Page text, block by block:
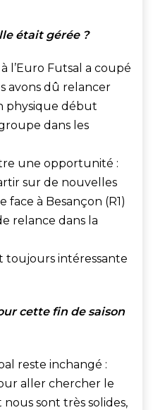
était gérée ?
l’Euro Futsal a coupé
avons dû relancer
physique début
dans les
une opportunité :
sur de nouvelles
face à Besançon (R1)
relance dans la
toujours intéressante
cette fin de saison
reste inchangé :
aller chercher le
sont très solides,